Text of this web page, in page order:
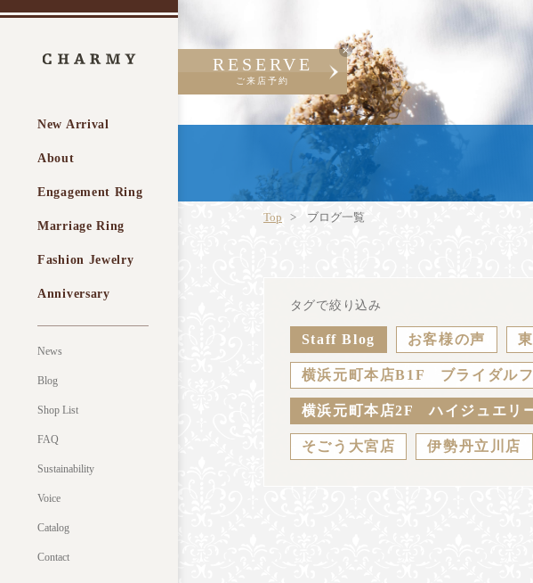
New Arrival
About
Engagement Ring
Marriage Ring
Fashion Jewelry
Anniversary
News
Blog
Shop List
FAQ
Sustainability
Voice
Catalog
Contact
RESERVE
ご来店予約
Top ブログ一覧
タグで絞り込み
Staff Blog お客様の声
横浜元町本店B1F ブライダル
横浜元町本店2F ハイジュエリ
そごう大宮店 伊勢丹立川店